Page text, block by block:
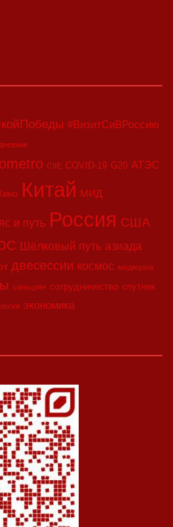
#ВизитСиВРоссию
CIIE COVID-19 G20 АТЭС
Китай МИД
и путь Россия США
Шёлковый путь азиада
двесессии космос медицина
синьцзян сотрудничество спутник
экономика